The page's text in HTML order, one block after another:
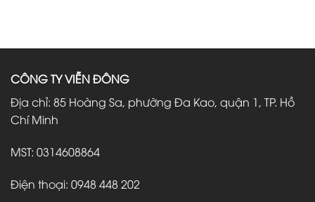
CÔNG TY VIỄN ĐÔNG
Địa chỉ: 85 Hoàng Sa, phường Đa Kao, quận 1, TP. Hồ
Chí Minh
MST: 0314608864
Điện thoại: 0948 448 202